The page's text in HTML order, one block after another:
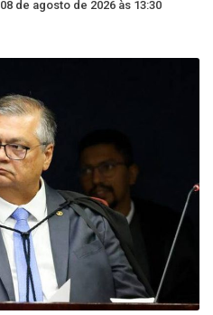
08 de agosto de 2026 às 13:30